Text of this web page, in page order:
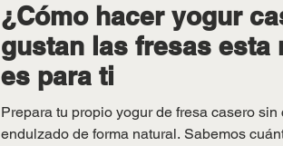
¿Cómo hacer yogur
gustan las fresas esta
es para ti
Prepara tu propio yogur de fresa casero
endulzado de forma natural. Sabemos